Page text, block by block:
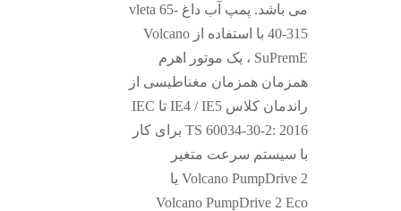
می باشد. پمپ آب داغ vleta 65-
40-315 با استفاده از Volcano
SuPremE ، یک موتور اهرم
همزمان همزمان مغناطیسی از
راندمان کلاس IE4 / IE5 تا IEC
TS 60034-30-2: 2016 برای کار
با سیستم سرعت متغیر
Volcano PumpDrive 2 یا
Volcano PumpDrive 2 Eco